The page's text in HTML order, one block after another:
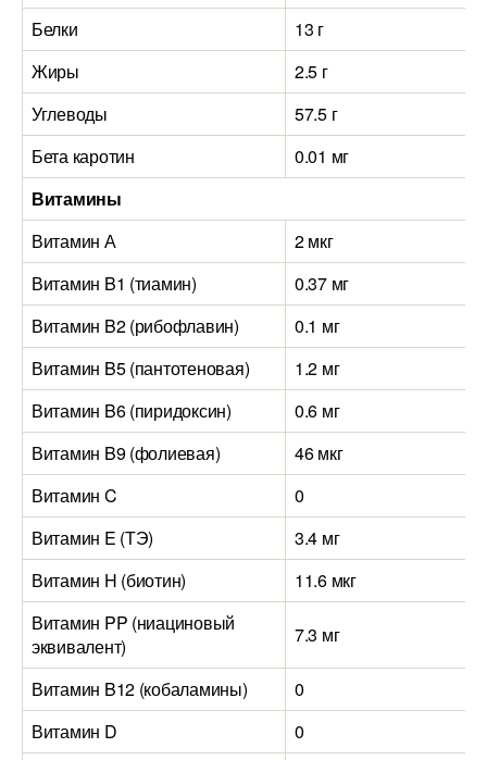
Белки
13 г
Жиры
2.5 г
Углеводы
57.5 г
Бета каротин
0.01 мг
Витамины
Витамин А
2 мкг
Витамин B1 (тиамин)
0.37 мг
Витамин B2 (рибофлавин)
0.1 мг
Витамин B5 (пантотеновая)
1.2 мг
Витамин B6 (пиридоксин)
0.6 мг
Витамин B9 (фолиевая)
46 мкг
Витамин C
0
Витамин E (ТЭ)
3.4 мг
Витамин H (биотин)
11.6 мкг
Витамин PP (ниациновый
эквивалент)
7.3 мг
Витамин B12 (кобаламины)
0
Витамин D
0